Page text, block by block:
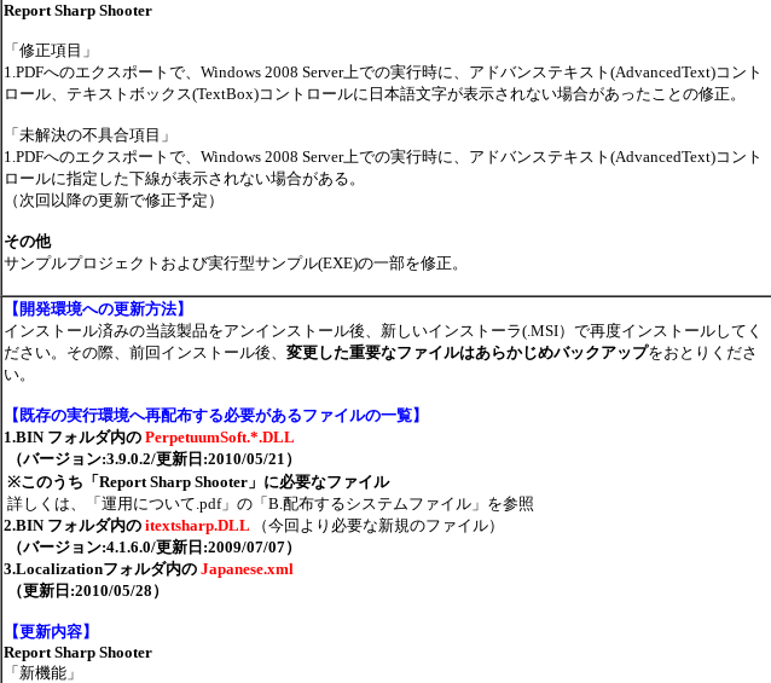
Report Sharp Shooter
「修正項目」
1.PDFへのエクスポートで、Windows 2008 Server上での実行時に、アドバンステキスト(AdvancedText)コント
ロール、テキストボックス(TextBox)コントロールに日本語文字が表示されない場合があったことの修正。
「未解決の不具合項目」
1.PDFへのエクスポートで、Windows 2008 Server上での実行時に、アドバンステキスト(AdvancedText)コント
ロールに指定した下線が表示されない場合がある。
（次回以降の更新で修正予定）
その他
サンプルプロジェクトおよび実行型サンプル(EXE)の一部を修正。
【 開発環境への更新方法】
インストール済みの当該製品をアンインストール後、新しいインストーラ(.MSI）で再度インストールしてく
ださい。その際、前回インストール後、 変更した重要なファイルはあらかじめバックアップをおとりくださ
い。
【 既存の実行環境へ再配布する必要があるファイルの一覧】
1.BIN フォルダ内の PerpetuumSoft.*.DLL
（バージョン:3.9.0.2/更新日:2010/05/21）
※このうち「Report Sharp Shooter」に必要なファイル
詳しくは、「運用について.pdf」の「B.配布するシステムファイル」を参照
2.BIN フォルダ内の itextsharp.DLL
（今回より必要な新規のファイル）
（バージョン:4.1.6.0/更新日:2009/07/07）
3.Localizationフォルダ内の Japanese.xml
（更新日:2010/05/28）
【更新内容】
Report Sharp Shooter
「新機能」